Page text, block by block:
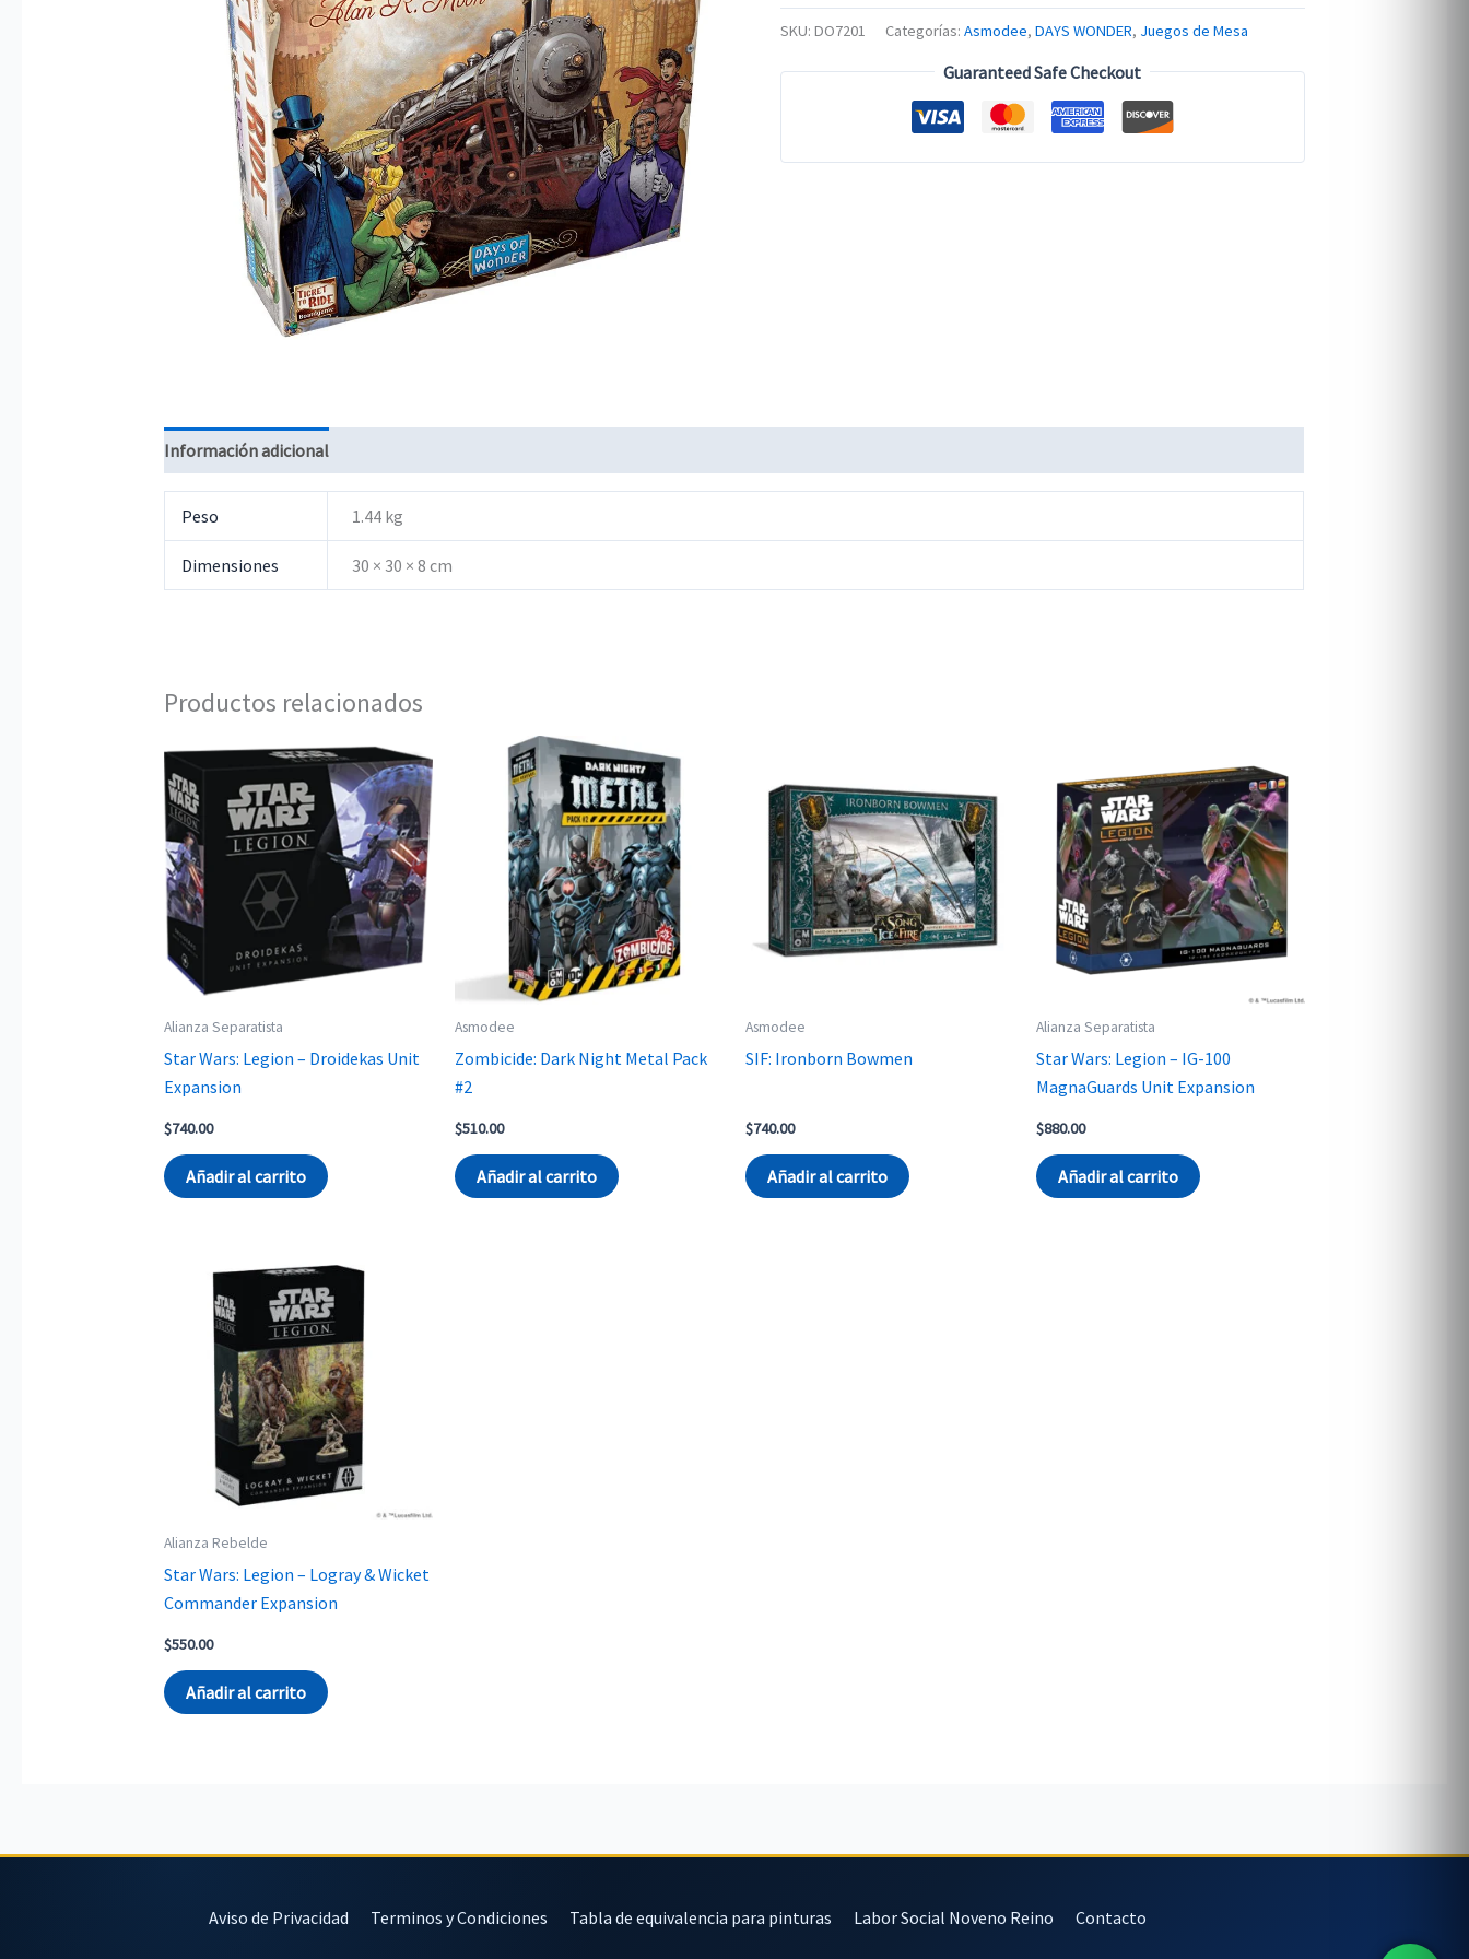
SKU: DO7201 Categorías: Asmodee, DAYS WONDER, Juegos de Mesa
Guaranteed Safe Checkout
Información adicional
Peso 1.44 kg
Dimensiones 30 × 30 × 8 cm
Productos relacionados
Alianza Separatista
Star Wars: Legion – Droidekas Unit
Expansion
$740.00
Añadir al carrito
Asmodee
Zombicide: Dark Night Metal Pack
#2
$510.00
Añadir al carrito
Asmodee
SIF: Ironborn Bowmen
$740.00
Añadir al carrito
Alianza Separatista
Star Wars: Legion – IG-100
MagnaGuards Unit Expansion
$880.00
Añadir al carrito
Alianza Rebelde
Star Wars: Legion – Logray & Wicket
Commander Expansion
$550.00
Añadir al carrito
Aviso de Privacidad Terminos y Condiciones Tabla de equivalencia para pinturas Labor Social Noveno Reino Contacto